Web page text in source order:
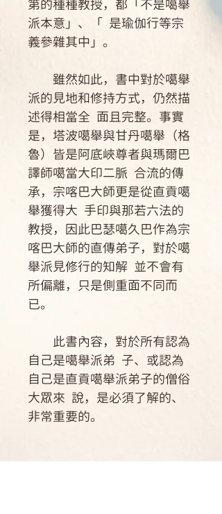
第的種種教授，都「不是噶舉
派本意」、「 是瑜伽行等宗
義參雜其中」。
雖然如此，書中對於噶舉
派的見地和修持方式，仍然描
述得相當全 面且完整。事實
是，塔波噶舉與甘丹噶舉（格
魯）皆是阿底峽尊者與瑪爾巴
譯師噶當大印二脈 合流的傳
承，宗喀巴大師更是從直貢噶
舉獲得大 手印與那若六法的
教授，因此巴瑟噶久巴作為宗
喀巴大師的直傳弟子，對於噶
舉派見修行的知解 並不會有
所偏離，只是側重面不同而
已。
此書內容，對於所有認為
自己是噶舉派弟 子、或認為
自己是直貢噶舉派弟子的僧俗
大眾來 說，是必須了解的、
非常重要的。